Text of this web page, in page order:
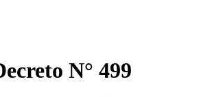
N° 499